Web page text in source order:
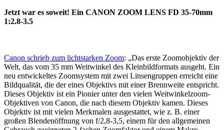
Jetzt war es soweit! Ein CANON ZOOM LENS FD 35-70mm
1:2.8-3.5
Canon schrieb zum lichtstarken Zoom: „Das erste Zoomobjektiv der
Welt, das vom 35 mm Weitwinkel des Kleinbildformats ausgeht. Ein
neu entwickeltes Zoomsystem mit zwei Linsengruppen erreicht eine
Bildqualität, die der eines Objektivs mit einer Brennweite entspricht.
Dieses Objektiv ist ein Pionier unter den vielen Weitwinkelzoom-
Objektiven von Canon, die nach diesem Objektiv kamen. Dieses
Objektiv ist mit vielen Merkmalen ausgestattet, wie z. B. einer
großen Blendenöffnung von f/2,8-3,5, einem für den allgemeinen